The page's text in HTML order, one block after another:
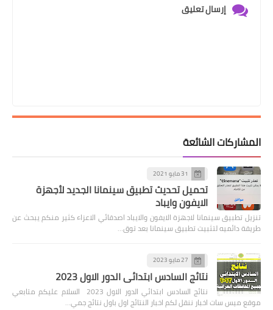
إرسال تعليق
المشاركات الشائعة
31 مايو 2021
تحميل تحديث تطبيق سينمانا الجديد لأجهزة
الايفون وايباد
تنزيل تطبيق سينمانا لاجهزة الايفون والايباد اصدقائي الاعزاء كثير منكم يبحث عن
طريقة دائميه لتثبيت تطبيق سينمانا بعد توق…
27 مايو 2023
نتائج السادس ابتدائي الدور الاول 2023
نتائج السادس ابتدائي الدور الاول 2023 السلام عليكم متابعي
موقع ميس سات اخبار ننقل لكم اخبار النتائج اول باول نتائج جمي…